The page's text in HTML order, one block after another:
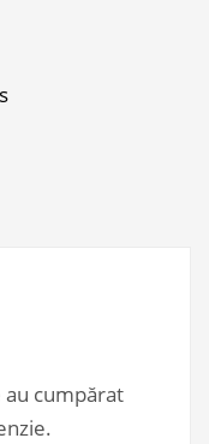
cumpărat